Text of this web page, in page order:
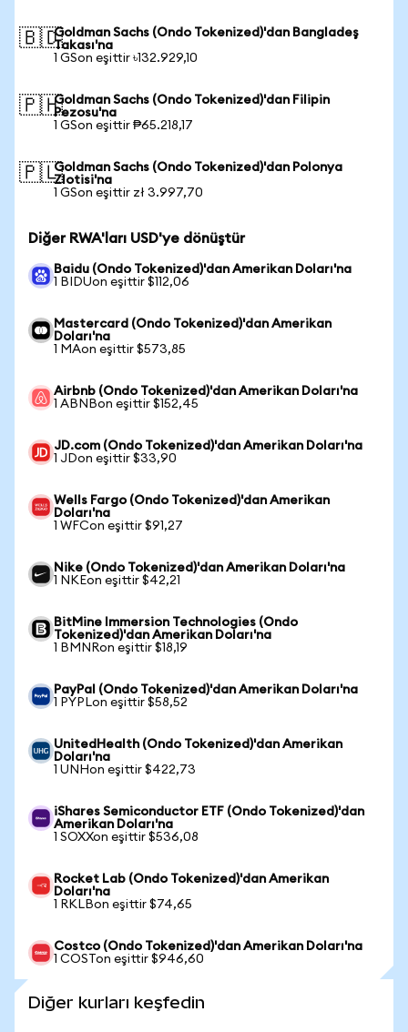
🇧🇩Goldman Sachs (Ondo Tokenized)'dan Bangladeş
Takası'na
1 GSon eşittir ৳132.929,10
🇵🇭Goldman Sachs (Ondo Tokenized)'dan Filipin
Pezosu'na
1 GSon eşittir ₱65.218,17
🇵🇱Goldman Sachs (Ondo Tokenized)'dan Polonya
Zlotisi'na
1 GSon eşittir zł 3.997,70
Diğer RWA'ları USD'ye dönüştür
Baidu (Ondo Tokenized)'dan Amerikan Doları'na
1 BIDUon eşittir $112,06
Mastercard (Ondo Tokenized)'dan Amerikan
Doları'na
1 MAon eşittir $573,85
Airbnb (Ondo Tokenized)'dan Amerikan Doları'na
1 ABNBon eşittir $152,45
JD.com (Ondo Tokenized)'dan Amerikan Doları'na
1 JDon eşittir $33,90
Wells Fargo (Ondo Tokenized)'dan Amerikan
Doları'na
1 WFCon eşittir $91,27
Nike (Ondo Tokenized)'dan Amerikan Doları'na
1 NKEon eşittir $42,21
BitMine Immersion Technologies (Ondo
Tokenized)'dan Amerikan Doları'na
1 BMNRon eşittir $18,19
PayPal (Ondo Tokenized)'dan Amerikan Doları'na
1 PYPLon eşittir $58,52
UnitedHealth (Ondo Tokenized)'dan Amerikan
Doları'na
1 UNHon eşittir $422,73
iShares Semiconductor ETF (Ondo Tokenized)'dan
Amerikan Doları'na
1 SOXXon eşittir $536,08
Rocket Lab (Ondo Tokenized)'dan Amerikan
Doları'na
1 RKLBon eşittir $74,65
Costco (Ondo Tokenized)'dan Amerikan Doları'na
1 COSTon eşittir $946,60
Diğer kurları keşfedin